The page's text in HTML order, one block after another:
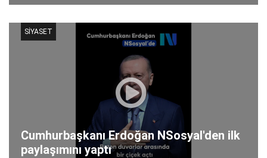
Cumhurbaşkanı Erdoğan NSosyal'den ilk
paylaşımını yaptı
SİYASET